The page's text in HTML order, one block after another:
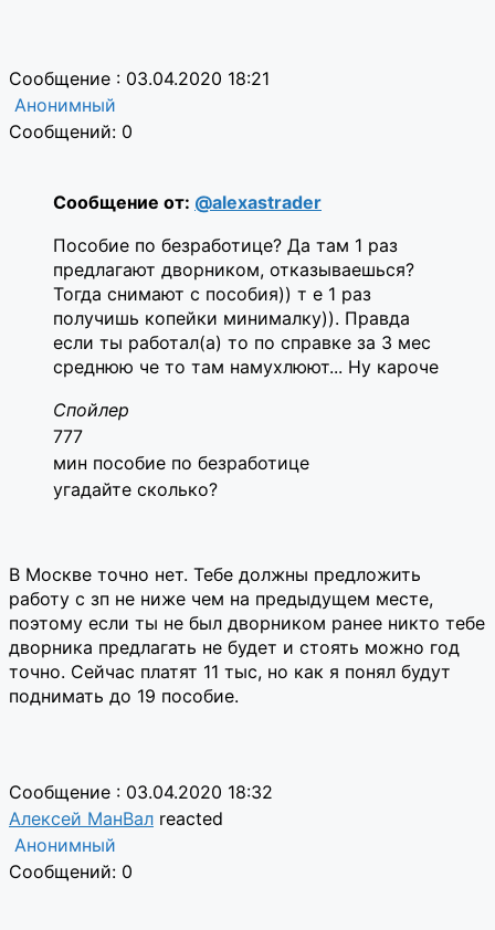
Сообщение : 03.04.2020 18:21
Анонимный
Сообщений: 0
Сообщение от: @alexastrader
Пособие по безработице? Да там 1 раз
предлагают дворником, отказываешься?
Тогда снимают с пособия)) т е 1 раз
получишь копейки минималку)). Правда
если ты работал(а) то по справке за 3 мес
среднюю че то там намухлюют... Ну кароче
Спойлер
777
мин пособие по безработице
угадайте сколько?
В Москве точно нет. Тебе должны предложить
работу с зп не ниже чем на предыдущем месте,
поэтому если ты не был дворником ранее никто тебе
дворника предлагать не будет и стоять можно год
точно. Сейчас платят 11 тыс, но как я понял будут
поднимать до 19 пособие.
Сообщение : 03.04.2020 18:32
Алексей МанВал reacted
Анонимный
Сообщений: 0